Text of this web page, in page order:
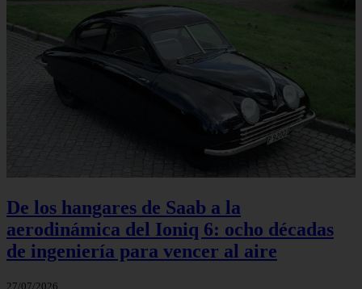
De los hangares de Saab a la
aerodinámica del Ioniq 6: ocho décadas
de ingeniería para vencer al aire
27/07/2026